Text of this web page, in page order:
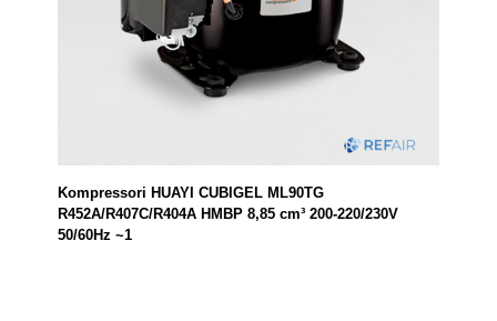
Kompressori HUAYI CUBIGEL ML90TG
R452A/R407C/R404A HMBP 8,85 cm³ 200-220/230V
50/60Hz ~1